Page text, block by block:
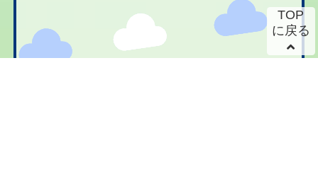
TOP
に戻る